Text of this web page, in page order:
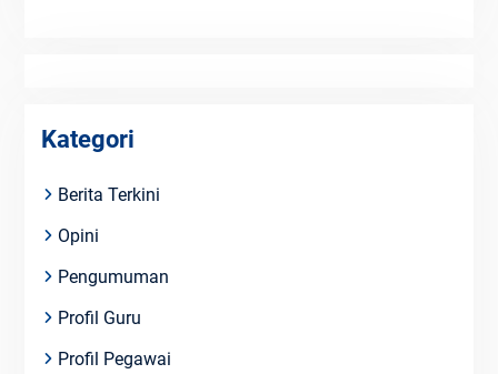
Kategori
Berita Terkini
Opini
Pengumuman
Profil Guru
Profil Pegawai